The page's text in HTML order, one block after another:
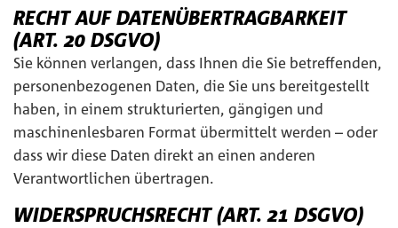
RECHT AUF DATENÜBERTRAGBARKEIT
(ART. 20 DSGVO)
Sie können verlangen, dass Ihnen die Sie betreffenden,
personenbezogenen Daten, die Sie uns bereitgestellt
haben, in einem strukturierten, gängigen und
maschinenlesbaren Format übermittelt werden – oder
dass wir diese Daten direkt an einen anderen
Verantwortlichen übertragen.
WIDERSPRUCHSRECHT (ART. 21 DSGVO)